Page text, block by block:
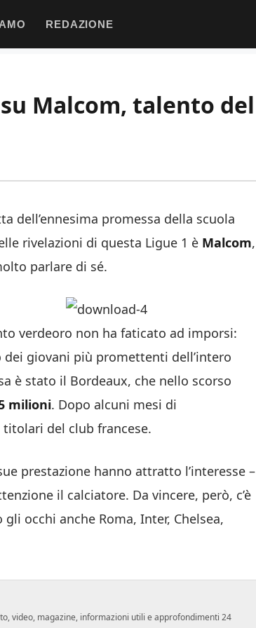
REDAZIONE
su Malcom, talento del
dell’ennesima promessa della scuola
rivelazioni di questa Ligue 1 è Malcom,
parlare di sé.
verdeoro non ha faticato ad imporsi:
dei giovani più promettenti dell’intero
è stato il Bordeaux, che nello scorso
milioni. Dopo alcuni mesi di
del club francese.
prestazione hanno attratto l’interesse –
il calciatore. Da vincere, però, c’è
occhi anche Roma, Inter, Chelsea,
video, magazine, informazioni utili e approfondimenti 24